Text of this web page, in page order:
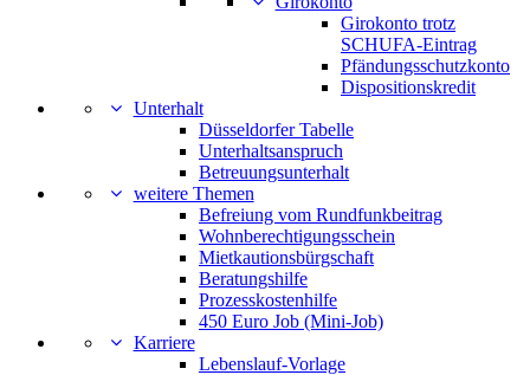
Girokonto trotz
SCHUFA-Eintrag
Pfändungsschutzkonto
Dispositionskredit
Unterhalt
Düsseldorfer Tabelle
Unterhaltsanspruch
Betreuungsunterhalt
weitere Themen
Befreiung vom Rundfunkbeitrag
Wohnberechtigungsschein
Mietkautionsbürgschaft
Beratungshilfe
Prozesskostenhilfe
450 Euro Job (Mini-Job)
Karriere
Lebenslauf-Vorlage